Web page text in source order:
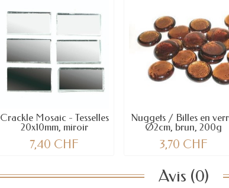
Crackle Mosaic - Tesselles
20x10mm, miroir
7,40 CHF
Nuggets / Billes en
Ø2cm, brun, 200g
3,70 CHF
Avis (0)